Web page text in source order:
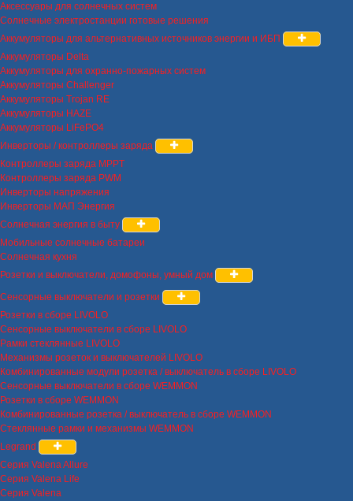
Аксессуары для солнечных систем
Солнечные электростанции готовые решения
Аккумуляторы для альтернативных источников энергии и ИБП
Аккумуляторы Delta
Аккумуляторы для охранно-пожарных систем
Аккумуляторы Challenger
Аккумуляторы Trojan RE
Аккумуляторы HAZE
Аккумуляторы LiFePO4
Инверторы / контроллеры заряда
Контроллеры заряда MPPT
Контроллеры заряда PWM
Инверторы напряжения
Инверторы МАП Энергия
Солнечная энергия в быту
Мобильные солнечные батареи
Солнечная кухня
Розетки и выключатели, домофоны, умный дом
Сенсорные выключатели и розетки
Розетки в сборе LIVOLO
Сенсорные выключатели в сборе LIVOLO
Рамки стеклянные LIVOLO
Механизмы розеток и выключателей LIVOLO
Комбинированные модули розетка / выключатель в сборе LIVOLO
Сенсорные выключатели в сборе WEMMON
Розетки в сборе WEMMON
Комбинированные розетка / выключатель в сборе WEMMON
Стеклянные рамки и механизмы WEMMON
Legrand
Серия Valena Allure
Серия Valena Life
Серия Valena